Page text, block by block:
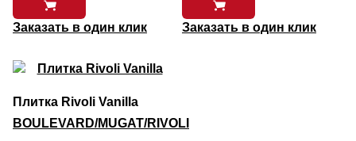
Заказать в один клик Заказать в один клик
Плитка Rivoli Vanilla
BOULEVARD/MUGAT/RIVOLI